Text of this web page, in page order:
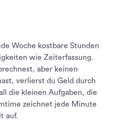
Woche kostbare Stunden
wie Zeiterfassung.
aber keinen
verlierst du Geld durch
die kleinen Aufgaben, die
zeichnet jede Minute
auf.